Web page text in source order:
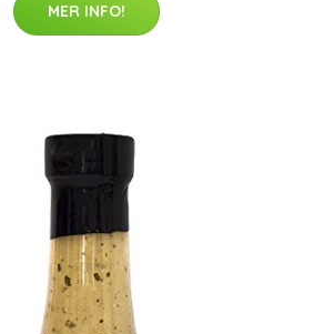
MER INFO!